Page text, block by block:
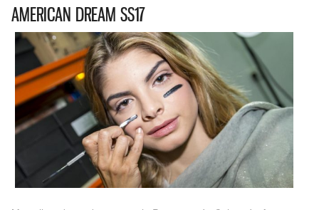
AMERICAN DREAM SS17